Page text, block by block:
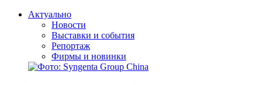
Актуально
Новости
Выставки и события
Репортаж
Фирмы и новинки